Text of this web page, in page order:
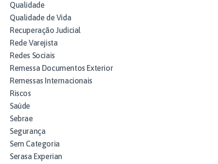
Qualidade
Qualidade de Vida
Recuperação Judicial
Rede Varejista
Redes Sociais
Remessa Documentos Exterior
Remessas Internacionais
Riscos
Saúde
Sebrae
Segurança
Sem Categoria
Serasa Experian